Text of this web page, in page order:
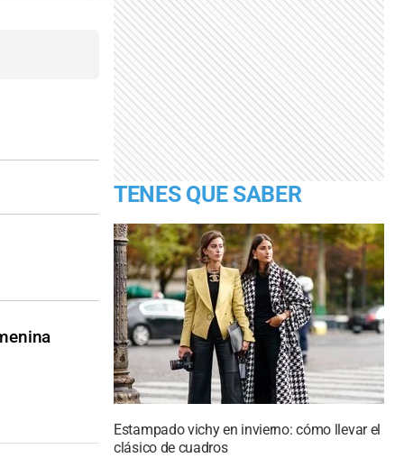
TENES QUE SABER
Estampado vichy en invierno: cómo llevar el
clásico de cuadros